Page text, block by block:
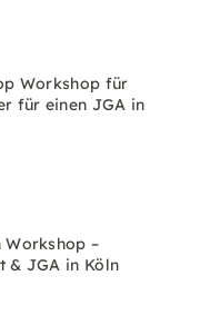
Workshop für
für einen JGA in
Workshop –
& JGA in Köln